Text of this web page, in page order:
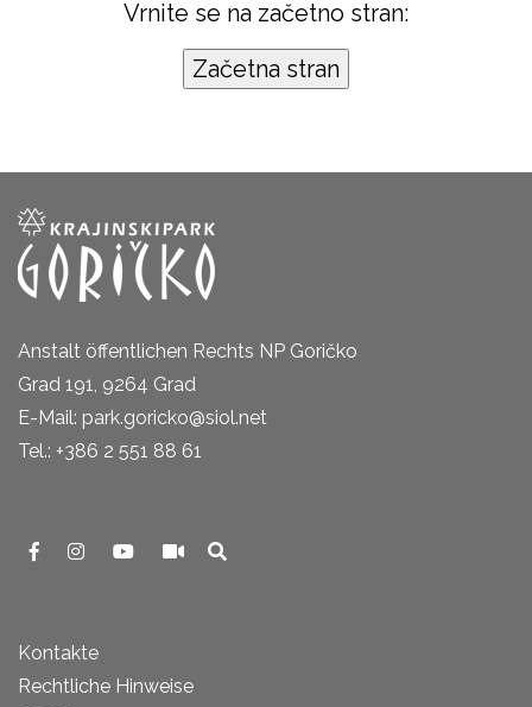
Vrnite se na začetno stran:
Anstalt öffentlichen Rechts NP Goričko
Grad 191, 9264 Grad
E-Mail: park.goricko@siol.net
Tel.: +386 2 551 88 61
Kontakte
Rechtliche Hinweise